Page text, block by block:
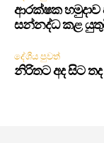
ආරක්ෂක
සන්නද්ධ කළ යුතුයි
දේශීය පුවත්
නිරිතට අද සිට තද